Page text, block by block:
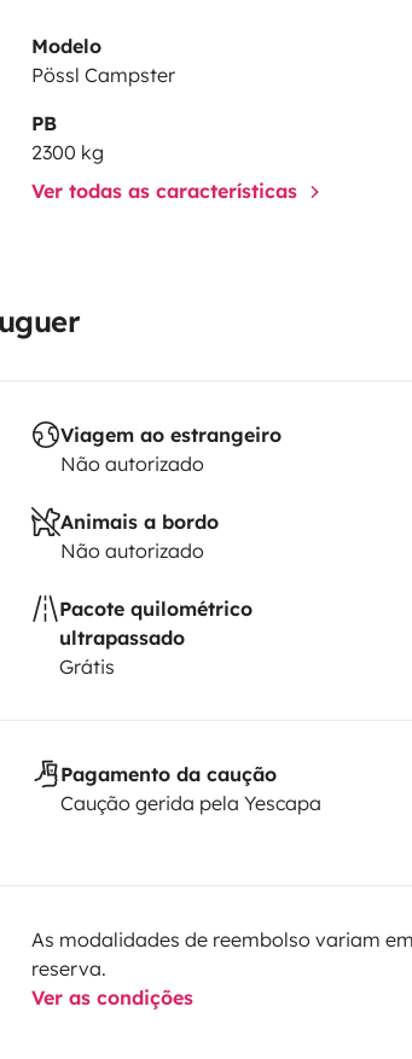
Modelo
Pössl Campster
PB
2300 kg
Ver todas as características
Viagem ao estrangeiro
Não autorizado
Animais a bordo
Não autorizado
Pacote quilométrico
ultrapassado
Grátis
Pagamento da caução
Caução gerida pela Yescapa
As modalidades de reembolso variam
reserva.
Ver as condições